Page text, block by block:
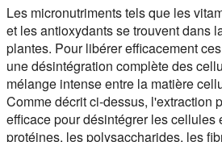
Les micronutriments tels que les
et les antioxydants se trouvent dans
plantes. Pour libérer efficacement
une désintégration complète des
mélange intense entre la matière
Comme décrit ci-dessus, l'extraction
efficace pour désintégrer les cellules
protéines, les polysaccharides, les